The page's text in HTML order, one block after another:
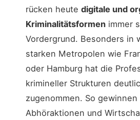
rücken heute digitale und
Kriminalitätsformen immer
Vordergrund. Besonders in
starken Metropolen wie
oder Hamburg hat die
krimineller Strukturen
zugenommen. So
Abhöraktionen und